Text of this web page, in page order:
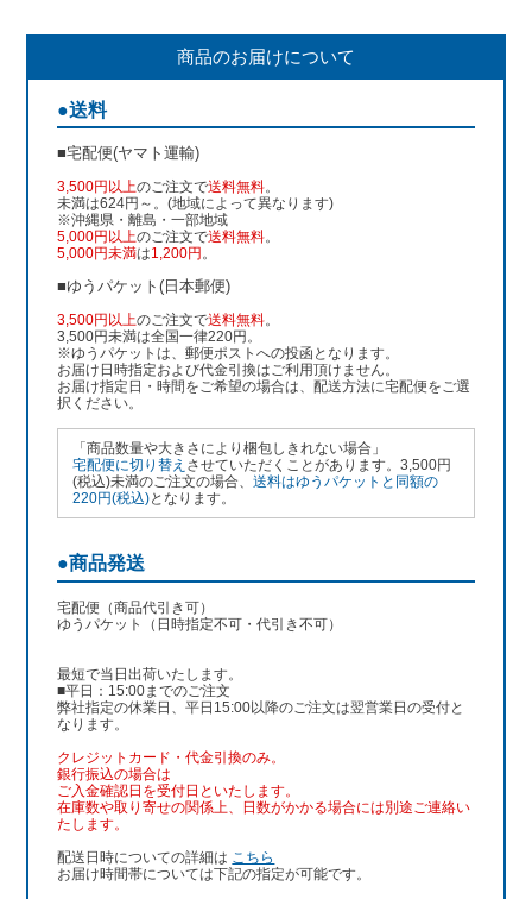
商品のお届けについて
●送料
■宅配便(ヤマト運輸)
3,500円以上のご注文で送料無料。
未満は624円～。(地域によって異なります)
※沖縄県・離島・一部地域
5,000円以上のご注文で送料無料。
5,000円未満は1,200円 。
■ゆうパケット(日本郵便)
3,500円以上のご注文で送料無料。
3,500円未満は全国一律220円。
※ゆうパケットは、郵便ポストへの投函となります。
お届け日時指定および代金引換はご利用頂けません。
お届け指定日・時間をご希望の場合は、配送方法に宅配便をご選
択ください。
「商品数量や大きさにより梱包しきれない場合」
宅配便に切り替え させていただくことがあります。3,500円
(税込)未満のご注文の場合、送料はゆうパケットと同額の
220円(税込)となります。
●商品発送
宅配便（商品代引き可）
ゆうパケット（日時指定不可・代引き不可）
最短で当日出荷いたします。
■平日：15:00までのご注文
弊社指定の休業日、平日15:00以降のご注文は翌営業日の受付と
なります。
クレジットカード・代金引換のみ。
銀行振込の場合は
ご入金確認日を受付日といたします。
在庫数や取り寄せの関係上、日数がかかる場合には別途ご連絡い
たします。
配送日時についての詳細は こちら
お届け時間帯については下記の指定が可能です。